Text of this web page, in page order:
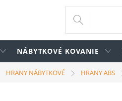
NÁBYTKOVÉ KOVANIE
HRANY NÁBYTKOVÉ HRANY ABS